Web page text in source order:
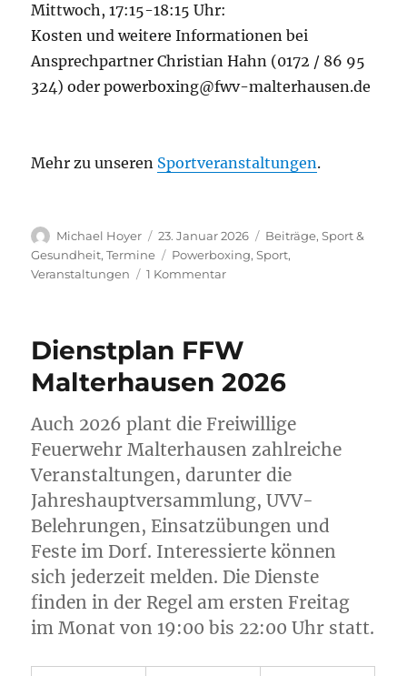
Mittwoch, 17:15-18:15 Uhr:
Kosten und weitere Informationen bei
Ansprechpartner Christian Hahn (0172 / 86 95
324) oder powerboxing@fwv-malterhausen.de
Mehr zu unseren Sportveranstaltungen.
Autor
Michael Hoyer
Veröffentlicht
am
23. Januar 2026 Kategorien
Beiträge,Sport &
Gesundheit,Termine Schlagwörter
Powerboxing,Sport,
Veranstaltungen
1 Kommentarzu
Dienstplan FFW
Malterhausen 2026
Auch 2026 plant die Freiwillige
Feuerwehr Malterhausen zahlreiche
Veranstaltungen, darunter die
Jahreshauptversammlung, UVV-
Belehrungen, Einsatzübungen und
Feste im Dorf. Interessierte können
sich jederzeit melden. Die Dienste
finden in der Regel am ersten Freitag
im Monat von 19:00 bis 22:00 Uhr statt.